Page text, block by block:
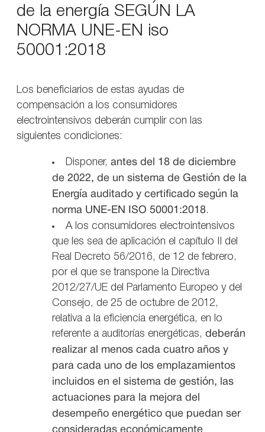
de la energía SEGÚN LA
NORMA UNE-EN iso
50001:2018
Los beneficiarios de estas ayudas de
compensación a los consumidores
electrointensivos deberán cumplir con las
siguientes condiciones:
Disponer, antes del 18 de diciembre
de 2022, de un sistema de Gestión de la
Energía auditado y certificado según la
norma UNE-EN ISO 50001:2018.
A los consumidores electrointensivos
que les sea de aplicación el capítulo II del
Real Decreto 56/2016, de 12 de febrero,
por el que se transpone la Directiva
2012/27/UE del Parlamento Europeo y del
Consejo, de 25 de octubre de 2012,
relativa a la eficiencia energética, en lo
referente a auditorías energéticas, deberán
realizar al menos cada cuatro años y
para cada uno de los emplazamientos
incluidos en el sistema de gestión, las
actuaciones para la mejora del
desempeño energético que puedan ser
consideradas económicamente